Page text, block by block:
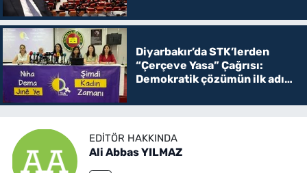
Diyarbakır’da STK’lerden
“Çerçeve Yasa” Çağrısı:
Demokratik çözümün ilk adımı
EDITÖR HAKKINDA
Ali Abbas YILMAZ